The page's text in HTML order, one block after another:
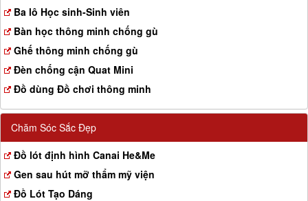
Ba lô Học sinh-Sinh viên
Bàn học thông minh chống gù
Ghế thông minh chống gù
Đèn chống cận Quat Mini
Đồ dùng Đồ chơi thông minh
Chăm Sóc Sắc Đẹp
Đồ lót định hình Canai He&Me
Gen sau hút mỡ thẩm mỹ viện
Đồ Lót Tạo Dáng